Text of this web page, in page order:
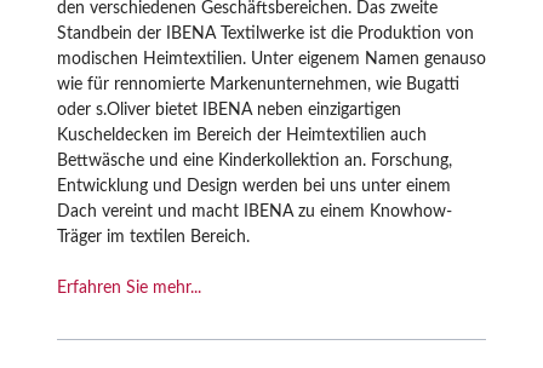
den verschiedenen Geschäftsbereichen. Das zweite
Standbein der IBENA Textilwerke ist die Produktion von
modischen Heimtextilien. Unter eigenem Namen genauso
wie für rennomierte Markenunternehmen, wie Bugatti
oder s.Oliver bietet IBENA neben einzigartigen
Kuscheldecken im Bereich der Heimtextilien auch
Bettwäsche und eine Kinderkollektion an. Forschung,
Entwicklung und Design werden bei uns unter einem
Dach vereint und macht IBENA zu einem Knowhow-
Träger im textilen Bereich.
Erfahren Sie mehr...